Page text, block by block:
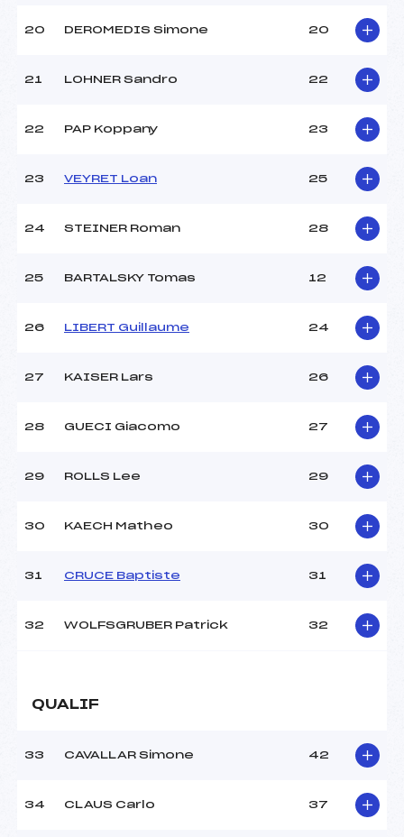
20 DEROMEDIS Simone 20
21 LOHNER Sandro 22
22 PAP Koppany 23
23 VEYRET Loan 25
24 STEINER Roman 28
25 BARTALSKY Tomas 12
26 LIBERT Guillaume 24
27 KAISER Lars 26
28 GUECI Giacomo 27
29 ROLLS Lee 29
30 KAECH Matheo 30
31 CRUCE Baptiste 31
32 WOLFSGRUBER Patrick 32
QUALIF
33 CAVALLAR Simone 42
34 CLAUS Carlo 37